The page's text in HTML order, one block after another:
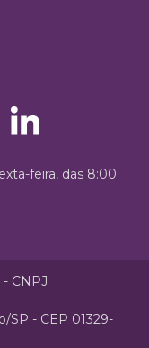
feira, das 8:00
CNPJ
SP - CEP 01329-